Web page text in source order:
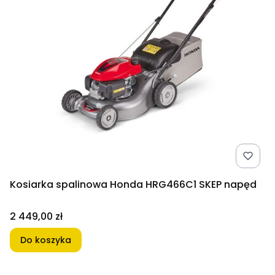
Kosiarka spalinowa Honda HRG466C1 SKEP napęd
Cena
2 449,00 zł
Do koszyka